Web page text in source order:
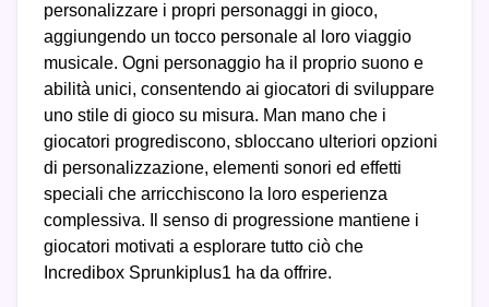
personalizzare i propri personaggi in gioco,
aggiungendo un tocco personale al loro viaggio
musicale. Ogni personaggio ha il proprio suono e
abilità unici, consentendo ai giocatori di sviluppare
uno stile di gioco su misura. Man mano che i
giocatori progrediscono, sbloccano ulteriori opzioni
di personalizzazione, elementi sonori ed effetti
speciali che arricchiscono la loro esperienza
complessiva. Il senso di progressione mantiene i
giocatori motivati a esplorare tutto ciò che
Incredibox Sprunkiplus1 ha da offrire.